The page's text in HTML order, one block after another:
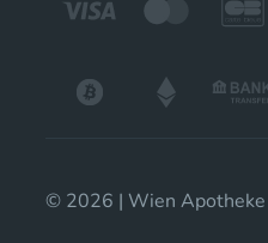
© 2026 | Wien Apotheke